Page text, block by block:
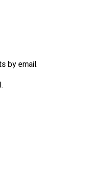
by email.